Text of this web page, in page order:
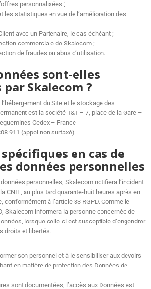
personnalisées ;
les statistiques en vue de l’amélioration des
avec un Partenaire, le cas échéant ;
commerciale de Skalecom ;
de fraudes ou abus d’utilisation.
sont-elles
par Skalecom ?
du Site et le stockage des
est la société 1&1 – 7, place de la Gare –
Cedex – France
911 (appel non surtaxé)
en cas de
données personnelles
personnelles, Skalecom notifiera l’incident
CNIL, au plus tard quarante-huit heures après en
conformément à l’article 33 RGPD. Comme le
Skalecom informera la personne concernée de
lorsque celle-ci est susceptible d’engendrer
droits et libertés.
son personnel et à le sensibiliser aux devoirs
en matière de protection des Données de
sont documentées, l’accès aux Données est